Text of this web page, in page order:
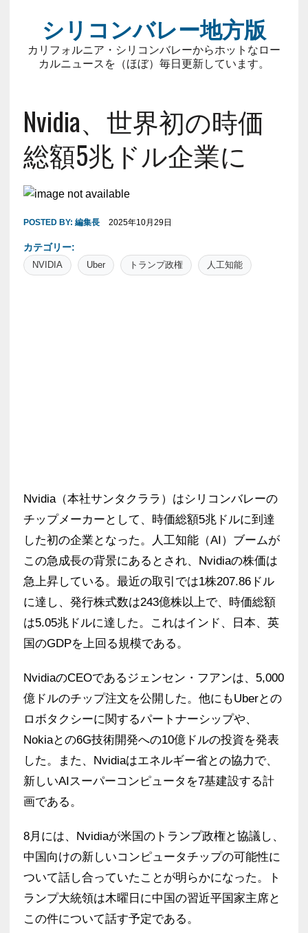
シリコンバレー地方版
カリフォルニア・シリコンバレーからホットなロー
カルニュースを（ほぼ）毎日更新しています。
Nvidia、世界初の時価
総額5兆ドル企業に
POSTED BY: 編集長 2025年10月29日
カテゴリー:
NVIDIA Uber トランプ政権 人工知能
Nvidia（本社サンタクララ）はシリコンバレーの
チップメーカーとして、時価総額5兆ドルに到達
した初の企業となった。人工知能（AI）ブームが
この急成長の背景にあるとされ、Nvidiaの株価は
急上昇している。最近の取引では1株207.86ドル
に達し、発行株式数は243億株以上で、時価総額
は5.05兆ドルに達した。これはインド、日本、英
国のGDPを上回る規模である。
NvidiaのCEOであるジェンセン・フアンは、5,000
億ドルのチップ注文を公開した。他にもUberとの
ロボタクシーに関するパートナーシップや、
Nokiaとの6G技術開発への10億ドルの投資を発表
した。また、Nvidiaはエネルギー省との協力で、
新しいAIスーパーコンピュータを7基建設する計
画である。
8月には、Nvidiaが米国のトランプ政権と協議し、
中国向けの新しいコンピュータチップの可能性に
ついて話し合っていたことが明らかになった。ト
ランプ大統領は木曜日に中国の習近平国家主席と
この件について話す予定である。